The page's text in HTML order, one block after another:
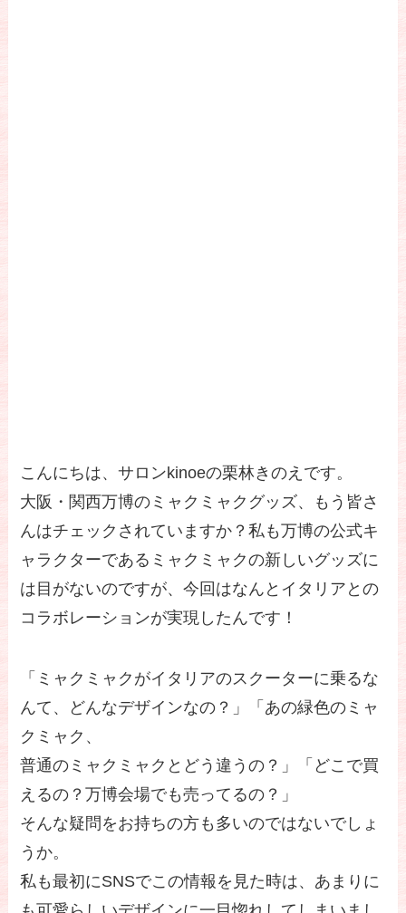
こんにちは、サロンkinoeの栗林きのえです。
大阪・関西万博のミャクミャクグッズ、もう皆さ
んはチェックされていますか？私も万博の公式キ
ャラクターであるミャクミャクの新しいグッズに
は目がないのですが、今回はなんとイタリアとの
コラボレーションが実現したんです！
「ミャクミャクがイタリアのスクーターに乗るな
んて、どんなデザインなの？」「あの緑色のミャ
クミャク、
普通のミャクミャクとどう違うの？」「どこで買
えるの？万博会場でも売ってるの？」
そんな疑問をお持ちの方も多いのではないでしょ
うか。
私も最初にSNSでこの情報を見た時は、あまりに